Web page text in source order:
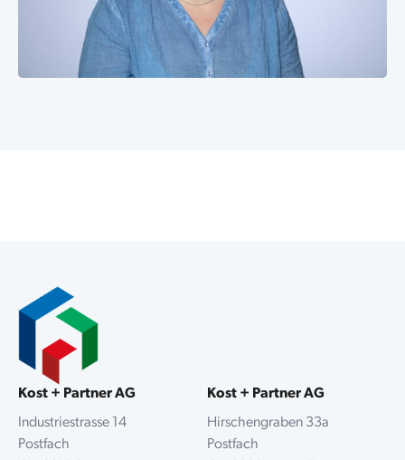
Kost + Partner AG
Industriestrasse 14
Postfach
Kost + Partner AG
Hirschengraben 33a
Postfach